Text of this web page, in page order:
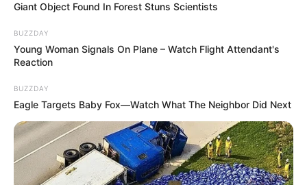
Giant Object Found In Forest Stuns Scientists
BUZZDAY
Young Woman Signals On Plane – Watch Flight Attendant's
Reaction
BUZZDAY
Eagle Targets Baby Fox—Watch What The Neighbor Did Next